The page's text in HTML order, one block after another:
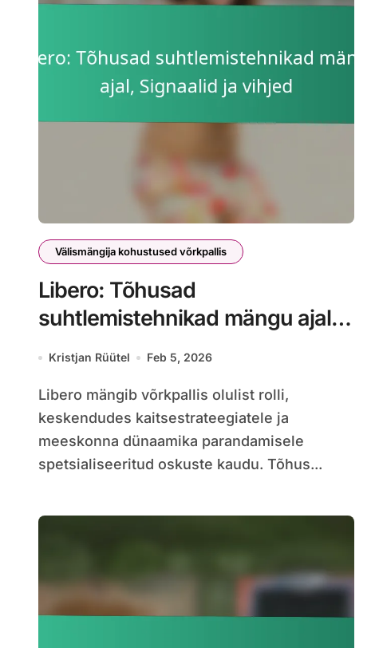
Välismängija kohustused võrkpallis
Libero: Tõhusad
suhtlemistehnikad mängu ajal,
Signaalid ja vihjed
Kristjan Rüütel Feb 5, 2026
Libero mängib võrkpallis olulist rolli,
keskendudes kaitsestrateegiatele ja
meeskonna dünaamika parandamisele
spetsialiseeritud oskuste kaudu. Tõhus...